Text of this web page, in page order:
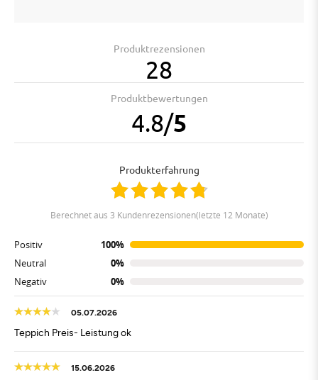
Produktrezensionen
28
Produktbewertungen
4.8/5
Produkterfahrung
berechnet aus 3 Kundenrezensionen(letzte 12 Monate)
Positiv
100%
Neutral
0%
Negativ
0%
05.07.2026
Teppich Preis- Leistung ok
15.06.2026